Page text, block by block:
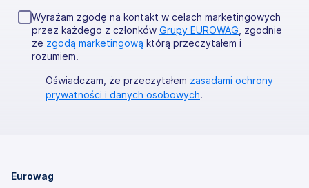
Wyrażam zgodę na kontakt w celach marketingowych
przez każdego z członków Grupy EUROWAG , zgodnie
ze zgodą marketingową którą przeczytałem i
rozumiem.
Oświadczam, że przeczytałem zasadami ochrony
prywatności i danych osobowych.
Eurowag